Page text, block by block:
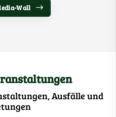
Wall
Ausfälle und